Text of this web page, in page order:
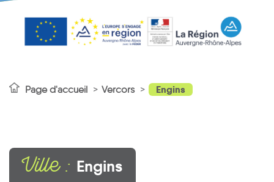
Page d'accueil Vercors Engins
Ville : Engins